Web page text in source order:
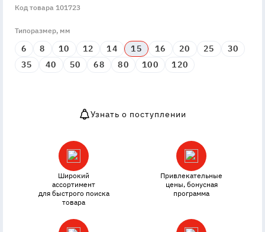
Код товара 101723
Типоразмер, мм
6 8 10 12 14 15 16 20 25
30
35
40 50 68 80 100 120
Узнать о поступлении
Широкий
ассортимент
для быстрого поиска
товара
Привлекательные
цены, бонусная
программа